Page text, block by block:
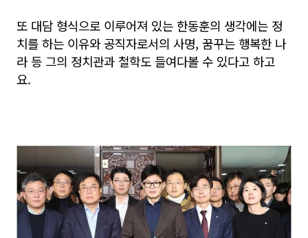
또 대담 형식으로 이루어져 있는 한동훈의 생각에는 정
치를 하는 이유와 공직자로서의 사명, 꿈꾸는 행복한 나
라 등 그의 정치관과 철학도 들여다볼 수 있다고 하고
요.